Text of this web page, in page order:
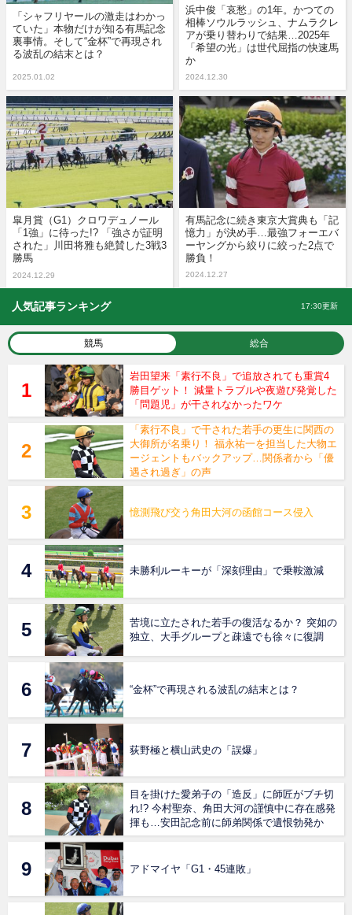
「シャフリヤールの激走はわかっ
ていた」本物だけが知る有馬記念
裏事情。そして“金杯”で再現され
る波乱の結末とは？
2025.01.02
浜中俊「哀愁」の1年。かつての
相棒ソウルラッシュ、ナムラクレ
アが乗り替わりで結果…2025年
「希望の光」は世代屈指の快速馬
か
2024.12.30
皐月賞（G1）クロワデュノール
「1強」に待った!? 「強さが証明
された」川田将雅も絶賛した3戦3
勝馬
2024.12.29
有馬記念に続き東京大賞典も「記
憶力」が決め手…最強フォーエバ
ーヤングから絞りに絞った2点で
勝負！
2024.12.27
人気記事ランキング 17:30更新
競馬 総合
岩田望来「素行不良」で追放されても重賞4
勝目ゲット！ 減量トラブルや夜遊び発覚した
「問題児」が干されなかったワケ
「素行不良」で干された若手の更生に関西の
大御所が名乗り！ 福永祐一を担当した大物エ
ージェントもバックアップ…関係者から「優
遇され過ぎ」の声
憶測飛び交う角田大河の函館コース侵入
未勝利ルーキーが「深刻理由」で乗鞍激減
苦境に立たされた若手の復活なるか？ 突如の
独立、大手グループと疎遠でも徐々に復調
“金杯”で再現される波乱の結末とは？
荻野極と横山武史の「誤爆」
目を掛けた愛弟子の「造反」に師匠がブチ切
れ!? 今村聖奈、角田大河の謹慎中に存在感発
揮も…安田記念前に師弟関係で遺恨勃発か
アドマイヤ「G1・45連敗」